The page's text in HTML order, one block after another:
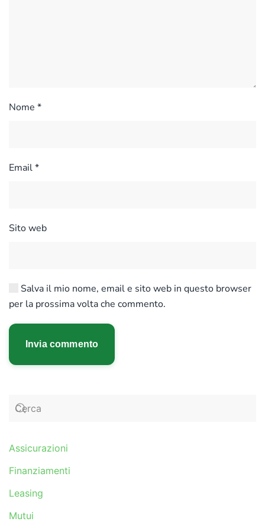
Nome *
Email*
Sito web
Salva il mio nome, email e sito web in questo browser
per la prossima volta che commento.
Invia commento
Assicurazioni
Finanziamenti
Leasing
Mutui